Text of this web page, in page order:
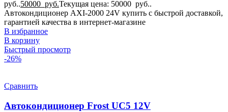
руб..50000 руб.Текущая цена: 50000 руб..
Автокондиционер AXI-2000 24V купить с быстрой доставкой,
гарантией качества в интернет-магазине
В избранное
В корзину
Быстрый просмотр
-26%
Сравнить
Автокондиционер Frost UC5 12V